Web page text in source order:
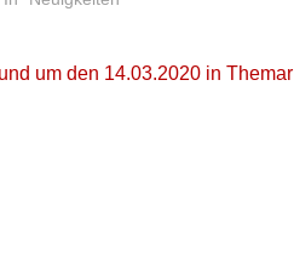
um den 14.03.2020 in Themar